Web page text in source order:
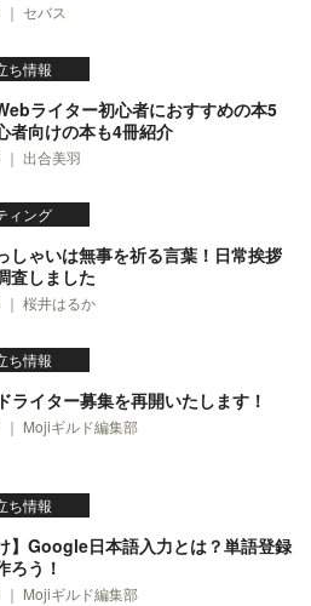
セバス
ち情報
ライター初心者におすすめの本5
者向けの本も4冊紹介
出合美羽
ィング
しゃいは無事を祈る言葉！日常挨拶
査しました
桜井はるか
ち情報
ライター募集を再開いたします！
Mojiギルド編集部
ち情報
】Google日本語入力とは？単語登録
ろう！
Mojiギルド編集部